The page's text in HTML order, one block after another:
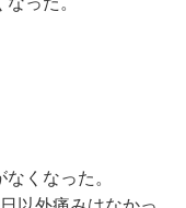
くなった。